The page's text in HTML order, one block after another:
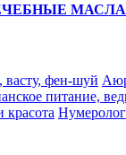
МАСЛА
васту, фен-шуй
питание,
красота